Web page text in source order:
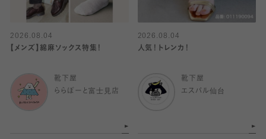
2026.08.04
【メンズ】綿麻ソックス特集！
靴下屋
ららぽーと富士見店
2026.08.04
人気！トレンカ！
靴下屋
エスパル仙台